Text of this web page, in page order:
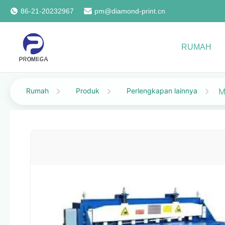
86-21-20232967 pm@diamond-print.cn
RUMAH
Rumah Produk Perlengkapan lainnya